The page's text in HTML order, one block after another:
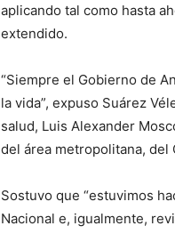
aplicando tal como hasta
extendido.
“Siempre el Gobierno de
la vida”, expuso Suárez
salud, Luis Alexander
del área metropolitana, del
Sostuvo que “estuvimos
Nacional e, igualmente,